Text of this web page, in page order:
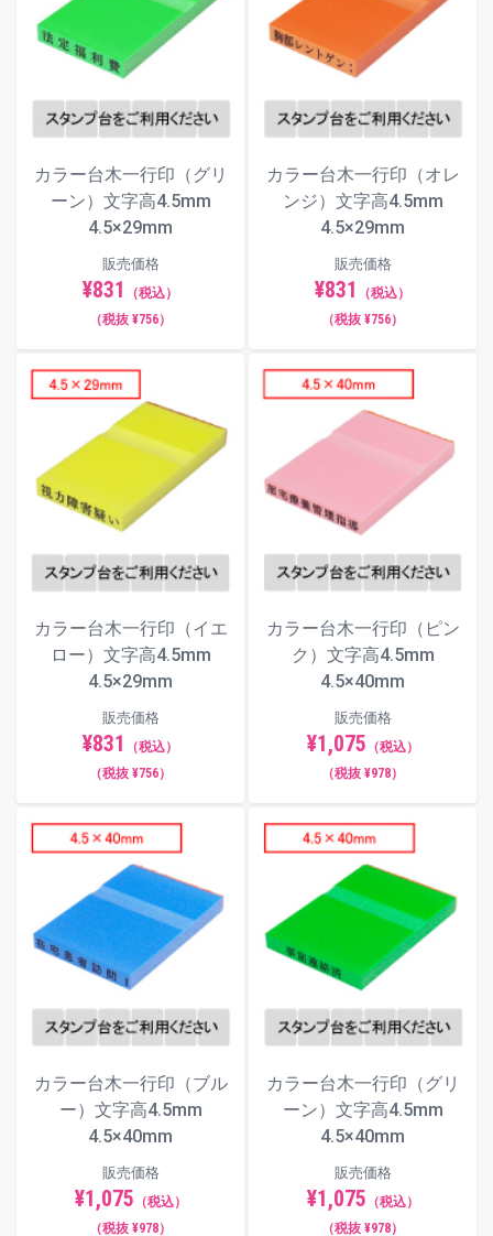
カラー台木一行印（グリ
ーン）文字高4.5mm
4.5×29mm
販売価格
¥831
（税込）
（税抜 ¥756）
カラー台木一行印（オレ
ンジ）文字高4.5mm
4.5×29mm
販売価格
¥831
（税込）
（税抜 ¥756）
カラー台木一行印（イエ
ロー）文字高4.5mm
4.5×29mm
販売価格
¥831
（税込）
（税抜 ¥756）
カラー台木一行印（ピン
ク）文字高4.5mm
4.5×40mm
販売価格
¥1,075 （税込）
（税抜 ¥978）
カラー台木一行印（ブル
ー）文字高4.5mm
4.5×40mm
販売価格
¥1,075 （税込）
（税抜 ¥978）
カラー台木一行印（グリ
ーン）文字高4.5mm
4.5×40mm
販売価格
¥1,075 （税込）
（税抜 ¥978）